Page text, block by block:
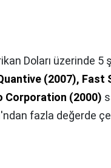
Doları üzerinde 5
(2007), Fast
Corporation (2000)
fazla değerde